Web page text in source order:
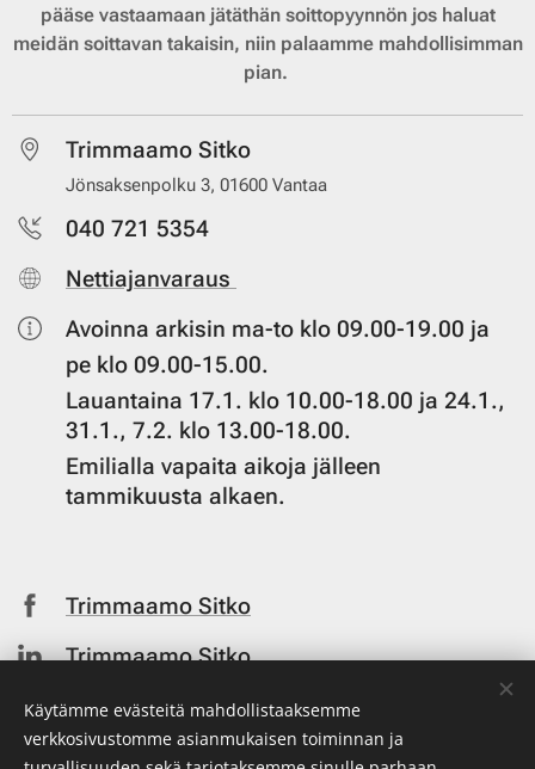
pääse vastaamaan jätäthän soittopyynnön jos haluat
meidän soittavan takaisin, niin palaamme mahdollisimman
pian.
Trimmaamo Sitko
Jönsaksenpolku 3, 01600 Vantaa
040 721 5354
Nettiajanvaraus
Avoinna arkisin ma-to klo 09.00-19.00 ja
pe klo 09.00-15.00.
Lauantaina 17.1. klo 10.00-18.00 ja 24.1.,
31.1., 7.2. klo 13.00-18.00.
Emilialla vapaita aikoja jälleen
tammikuusta alkaen.
Trimmaamo Sitko
Trimmaamo Sitko
Heiditrimmaa
Heiditrimmaa
Käytämme evästeitä mahdollistaaksemme
verkkosivustomme asianmukaisen toiminnan ja